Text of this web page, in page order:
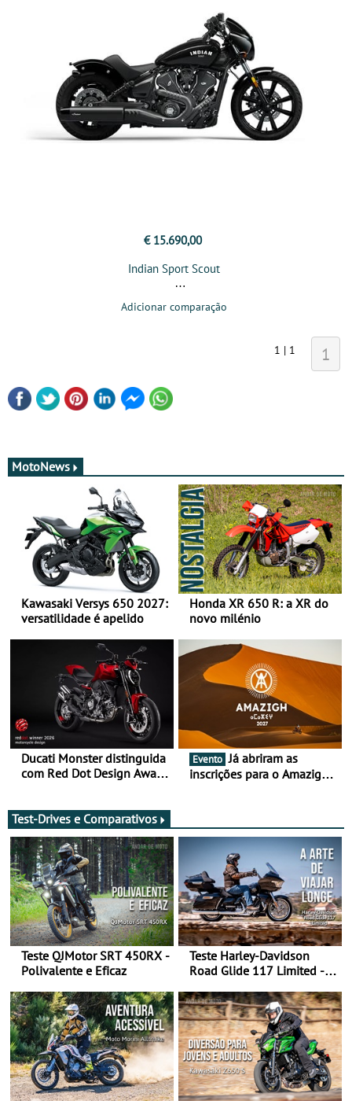
€ 15.690,00
Indian Sport Scout
Adicionar comparação
1 | 1 1
MotoNews
Kawasaki Versys 650 2027:
versatilidade é apelido
Honda XR 650 R: a XR do
novo milénio
Ducati Monster distinguida
com Red Dot Design Award
Evento Já abriram as
inscrições para o Amazigh
experience in Morocco
Test-Drives e Comparativos
Teste QJMotor SRT 450RX -
Polivalente e Eficaz
Teste Harley-Davidson
Road Glide 117 Limited - A